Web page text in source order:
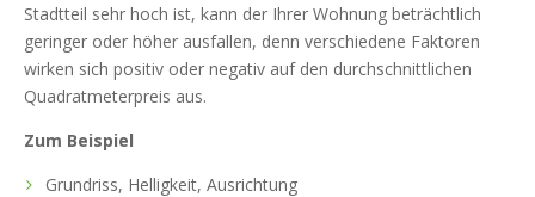
Stadtteil sehr hoch ist, kann der Ihrer Wohnung beträchtlich
geringer oder höher ausfallen, denn verschiedene Faktoren
wirken sich positiv oder negativ auf den durchschnittlichen
Quadratmeterpreis aus.
Zum Beispiel
Grundriss, Helligkeit, Ausrichtung